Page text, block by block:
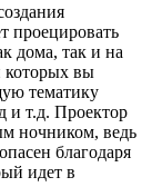
проецировать
дома, так и на
которых вы
тематику
и т.д. Проектор
ночником, ведь
благодаря
идет в